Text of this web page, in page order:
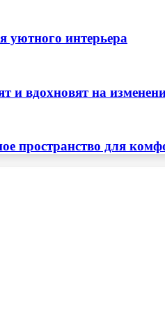
уютного интерьера
и вдохновят на
пространство для